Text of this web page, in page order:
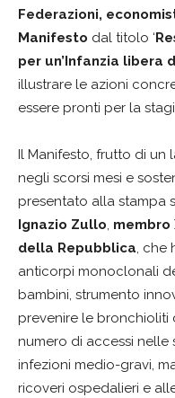
Federazioni,
Manifesto dal titolo ‘
per un’Infanzia libera
illustrare le azioni
essere pronti per la
Il Manifesto, frutto di un
negli scorsi mesi e
presentato alla stampa
Ignazio Zullo, membro
della Repubblica, che
anticorpi monoclonali
bambini, strumento
prevenire le bronchioliti
numero di accessi nelle
infezioni medio-gravi,
ricoveri ospedalieri e